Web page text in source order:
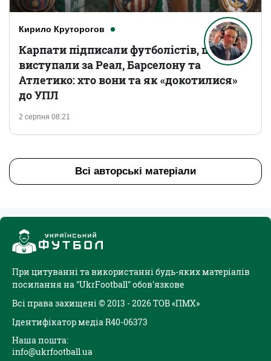
Кирило Круторогов
2 серпня 08:21
Карпати підписали футболістів, що
виступали за Реал, Барселону та
Атлетико: хто вони та як «докотилися»
до УПЛ
Всі авторські матеріали
При цитуванні та використанні будь-яких матеріалів
посилання на "UkrFootball" обов'язкове
Всі права захищені © 2013 - 2026 ТОВ «ПМХ»
Ідентифікатор медіа R40-06373
Наша пошта:
info@ukrfootball.ua